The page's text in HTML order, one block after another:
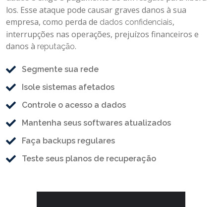
los. Esse ataque pode causar graves danos à sua
empresa, como perda de dados confidenciais,
interrupções nas operações, prejuízos financeiros e
danos à reputação.
Segmente sua rede
Isole sistemas afetados
Controle o acesso a dados
Mantenha seus softwares atualizados
Faça backups regulares
Teste seus planos de recuperação